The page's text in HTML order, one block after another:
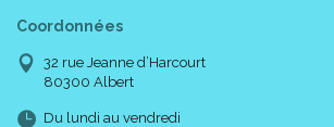
Coordonnées
32 rue Jeanne d’Harcourt
80300 Albert
Du lundi au vendredi